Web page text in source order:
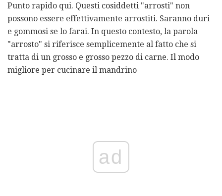
Punto rapido qui. Questi cosiddetti "arrosti" non
possono essere effettivamente arrostiti. Saranno duri
e gommosi se lo farai. In questo contesto, la parola
"arrosto" si riferisce semplicemente al fatto che si
tratta di un grosso e grosso pezzo di carne. Il modo
migliore per cucinare il mandrino
ad